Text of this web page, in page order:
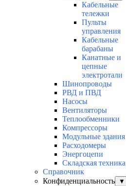
Кабельные
тележки
Пульты
управления
Кабельные
барабаны
Канатные и
цепные
электротали
Шинопроводы
РВД и ПВД
Насосы
Вентиляторы
Теплообменники
Компрессоры
Модульные здания
Расходомеры
Энергоцепи
Складская техника
Справочник
Конфиденциальность
▼